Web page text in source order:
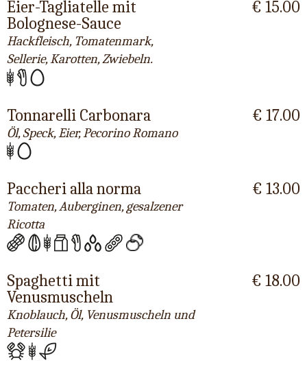
Eier-Tagliatelle mit
Bolognese-Sauce
Hackfleisch, Tomatenmark,
Sellerie, Karotten, Zwiebeln.
€ 15.00
Tonnarelli Carbonara
Öl, Speck, Eier, Pecorino Romano
€ 17.00
Paccheri alla norma
Tomaten, Auberginen, gesalzener
Ricotta
€ 13.00
Spaghetti mit
Venusmuscheln
Knoblauch, Öl, Venusmuscheln und
Petersilie
€ 18.00